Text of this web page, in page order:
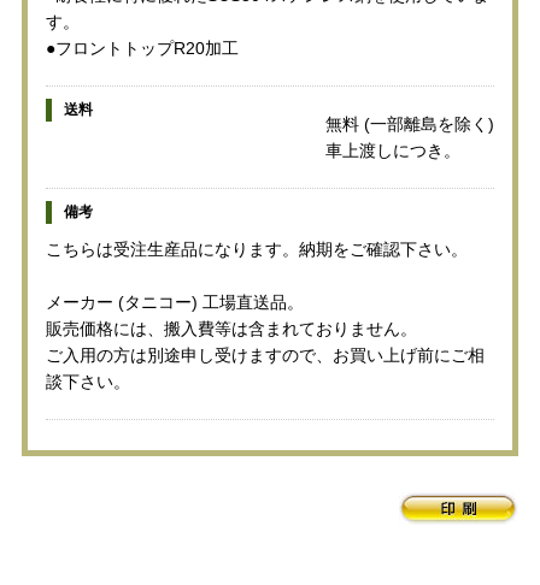
す。
●フロントトップR20加工
送料
無料 (一部離島を除く)
車上渡しにつき。
備考
こちらは受注生産品になります。納期をご確認下さい。
メーカー (タニコー) 工場直送品。
販売価格には、搬入費等は含まれておりません。
ご入用の方は別途申し受けますので、お買い上げ前にご相
談下さい。